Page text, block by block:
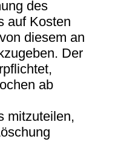
des
auf Kosten
diesem an
Der
ab
mitzuteilen,